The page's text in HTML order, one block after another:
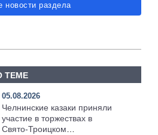
новости раздела
ТЕМЕ
05.08.2026
Челнинские казаки приняли
участие в торжествах в
Свято‑Троицком